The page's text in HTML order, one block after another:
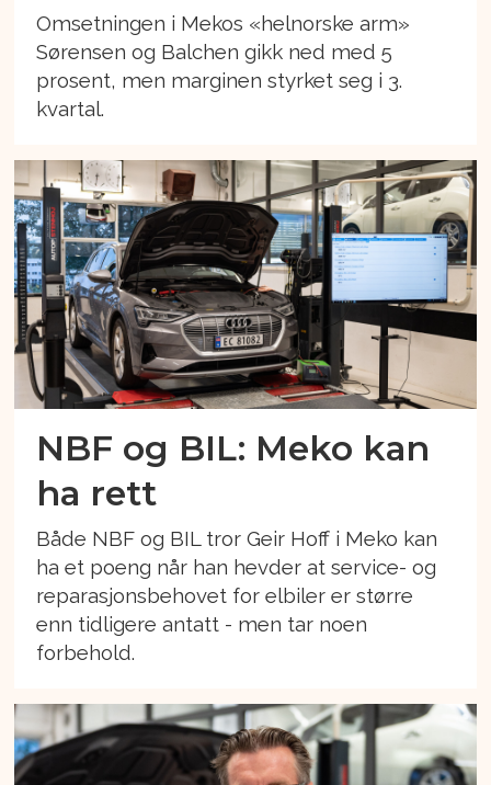
Omsetningen i Mekos «helnorske arm»
Sørensen og Balchen gikk ned med 5
prosent, men marginen styrket seg i 3.
kvartal.
NBF og BIL: Meko kan
ha rett
Både NBF og BIL tror Geir Hoff i Meko kan
ha et poeng når han hevder at service- og
reparasjonsbehovet for elbiler er større
enn tidligere antatt - men tar noen
forbehold.